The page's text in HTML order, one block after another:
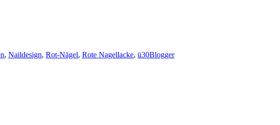
, Naildesign, Rot-Nägel, Rote Nagellacke, ü30Blogger